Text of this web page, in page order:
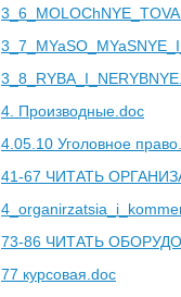
4. Производные.doc
4.05.10 Уголовное
41-67 ЧИТАТЬ
73-86 ЧИТАТЬ
77 курсовая.doc